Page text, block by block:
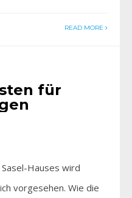
READ MORE
für
Hauses wird
vorgesehen. Wie die